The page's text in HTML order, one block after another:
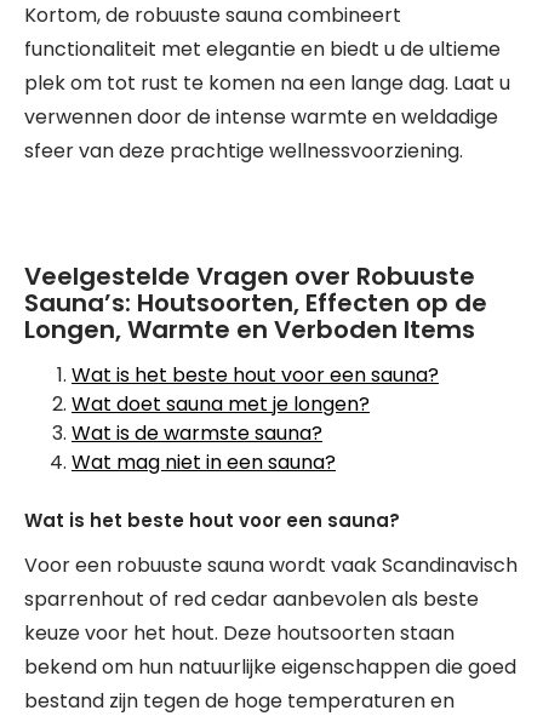
Kortom, de robuuste sauna combineert
functionaliteit met elegantie en biedt u de ultieme
plek om tot rust te komen na een lange dag. Laat u
verwennen door de intense warmte en weldadige
sfeer van deze prachtige wellnessvoorziening.
Veelgestelde Vragen over Robuuste
Sauna’s: Houtsoorten, Effecten op de
Longen, Warmte en Verboden Items
Wat is het beste hout voor een sauna?
Wat doet sauna met je longen?
Wat is de warmste sauna?
Wat mag niet in een sauna?
Wat is het beste hout voor een sauna?
Voor een robuuste sauna wordt vaak Scandinavisch
sparrenhout of red cedar aanbevolen als beste
keuze voor het hout. Deze houtsoorten staan
bekend om hun natuurlijke eigenschappen die goed
bestand zijn tegen de hoge temperaturen en